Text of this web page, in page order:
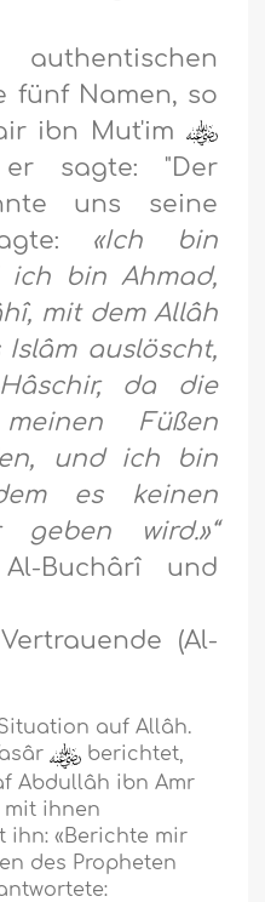
fünf Namen, so
ibn Mut'im
sagte: "Der
uns seine
«Ich bin
ich bin Ahmad,
mit dem Allâh
auslöscht,
da die
Füßen
und ich bin
es keinen
geben wird.»“
Buchârî und
(Al-
auf Allâh.
berichtet,
Abdullâh ibn Amr
mit ihnen
ihn: «Berichte mir
des Propheten